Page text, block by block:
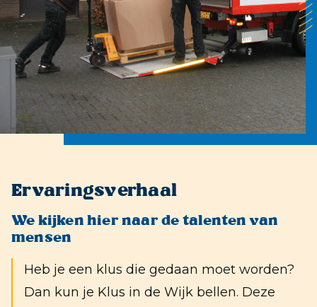
Ervaringsverhaal
We kijken hier naar de talenten van
mensen
Heb je een klus die gedaan moet worden?
Dan kun je Klus in de Wijk bellen. Deze